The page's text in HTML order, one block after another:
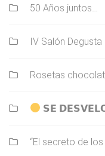
50 Años juntos…
IV Salón Degusta
Rosetas
𝗦𝗘
“El secreto de